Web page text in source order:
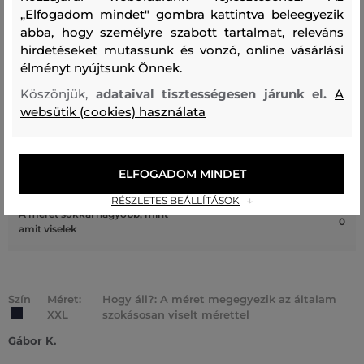
ÜGYFELEINKNEK ÁLTAL ÉRTÉKELT MÉRETEK
A méret sokkal kisebb, mint amit
viselek
0
amit viselek
0
A méret egy kicsit nagyobb, mint
A méret sokkal nagyobb, mint
amit viselek
0
Szín
Méret:
XXL
Hogy áll?: A méret megegyezik az általam
szokásosan viselt mérettel
Gábor K.
„Elfogadom mindet" gombra kattintva beleegyezik
abba, hogy személyre szabott tartalmat, releváns
hirdetéseket mutassunk és vonzó, online vásárlási
élményt nyújtsunk Önnek.
Köszönjük, adataival tisztességesen járunk el.A
websütik (cookies) használata
RÉSZLETES BEÁLLÍTÁSOK
ELFOGADOM MINDET